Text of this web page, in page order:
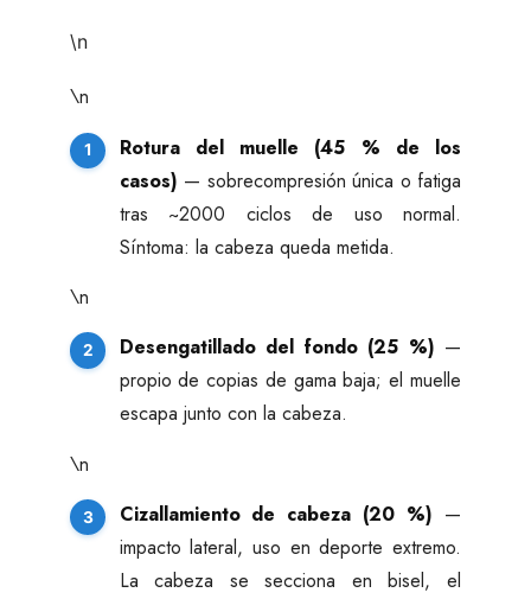
\n
\n
Rotura del muelle (45 % de los
casos) — sobrecompresión única o fatiga
tras ~2000 ciclos de uso normal.
Síntoma: la cabeza queda metida.
\n
Desengatillado del fondo (25 %) —
propio de copias de gama baja; el muelle
escapa junto con la cabeza.
\n
Cizallamiento de cabeza (20 %) —
impacto lateral, uso en deporte extremo.
La cabeza se secciona en bisel, el